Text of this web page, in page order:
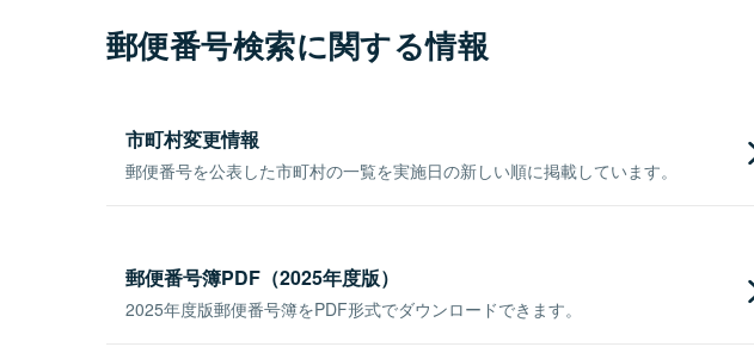
郵便番号検索に関する情報
市町村変更情報
郵便番号を公表した市町村の一覧を実施日の新しい順に掲載しています。
郵便番号簿PDF（2025年度版）
2025年度版郵便番号簿をPDF形式でダウンロードできます。